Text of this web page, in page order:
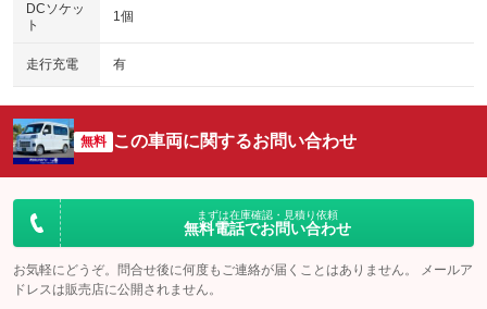
DCソケッ
ト
1個
走行充電 有
無料 この車両に関するお問い合わせ
まずは在庫確認・見積り依頼
無料電話でお問い合わせ
お気軽にどうぞ。問合せ後に何度もご連絡が届くことはありません。 メールア
ドレスは販売店に公開されません。